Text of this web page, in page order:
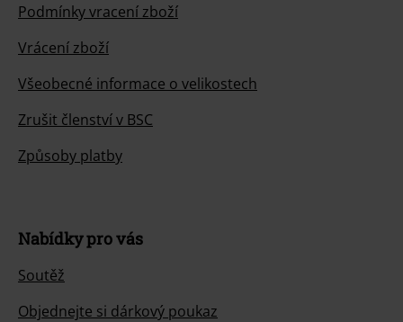
Podmínky vracení zboží
Vrácení zboží
Všeobecné informace o velikostech
Zrušit členství v BSC
Způsoby platby
Nabídky pro vás
Soutěž
Objednejte si dárkový poukaz